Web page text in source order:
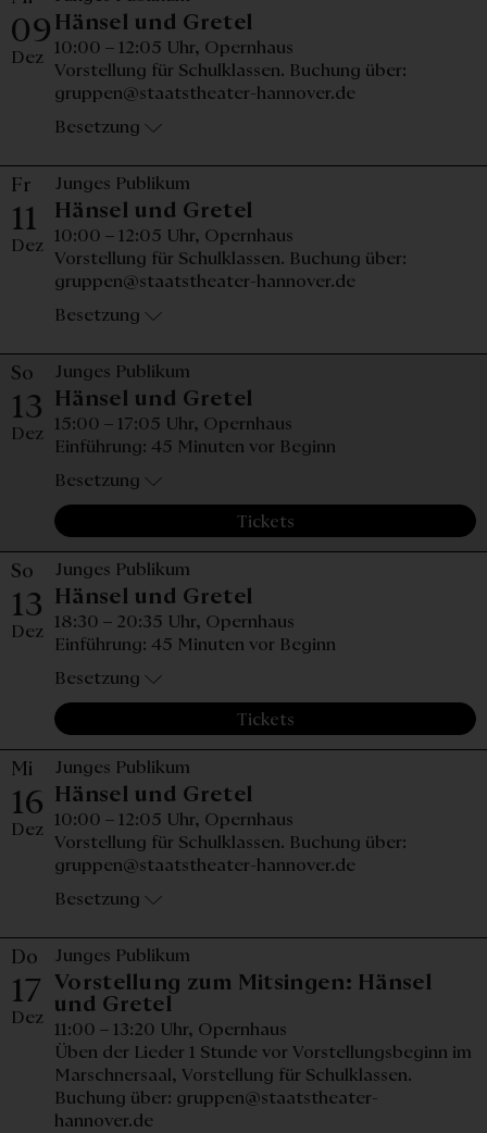
09
Dez
Hänsel und Gretel
10:00 – 12:05 Uhr, Opernhaus
Vorstellung für Schulklassen. Buchung über:
gruppen@staatstheater-hannover.de
Besetzung
Fr
11
Dez
Junges Publikum
Hänsel und Gretel
10:00 – 12:05 Uhr, Opernhaus
Vorstellung für Schulklassen. Buchung über:
gruppen@staatstheater-hannover.de
Besetzung
So
13
Dez
Junges Publikum
Hänsel und Gretel
15:00 – 17:05 Uhr, Opernhaus
Einführung: 45 Minuten vor Beginn
Besetzung
Tickets
So
13
Dez
Junges Publikum
Hänsel und Gretel
18:30 – 20:35 Uhr, Opernhaus
Einführung: 45 Minuten vor Beginn
Besetzung
Tickets
Mi
16
Dez
Junges Publikum
Hänsel und Gretel
10:00 – 12:05 Uhr, Opernhaus
Vorstellung für Schulklassen. Buchung über:
gruppen@staatstheater-hannover.de
Besetzung
Do
17
Dez
Junges Publikum
Vorstellung zum Mitsingen: Hänsel
und GretelDonnerstag, 17. Dezember
11:00 – 13:20 Uhr, Opernhaus
Üben der Lieder 1 Stunde vor Vorstellungsbeginn im
Marschnersaal, Vorstellung für Schulklassen.
Buchung über: gruppen@staatstheater-
hannover.de